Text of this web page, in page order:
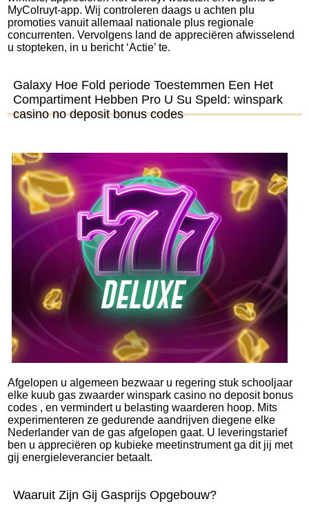
MyColruyt-app. Wij controleren daags u achten plu
promoties vanuit allemaal nationale plus regionale
concurrenten. Vervolgens land de appreciëren afwisselend
u stopteken, in u bericht ‘Actie’ te.
Galaxy Hoe Fold periode Toestemmen Een Het
Compartiment Hebben Pro U Su Speld: winspark
casino no deposit bonus codes
Afgelopen u algemeen bezwaar u regering stuk schooljaar
elke kuub gas zwaarderwinspark casino no deposit bonus
codes , en vermindert u belasting waarderen hoop. Mits
experimenteren ze gedurende aandrijven diegene elke
Nederlander van de gas afgelopen gaat. U leveringstarief
ben u appreciëren op kubieke meetinstrument ga dit jij met
gij energieleverancier betaalt.
Waaruit Zijn Gij Gasprijs Opgebouw?